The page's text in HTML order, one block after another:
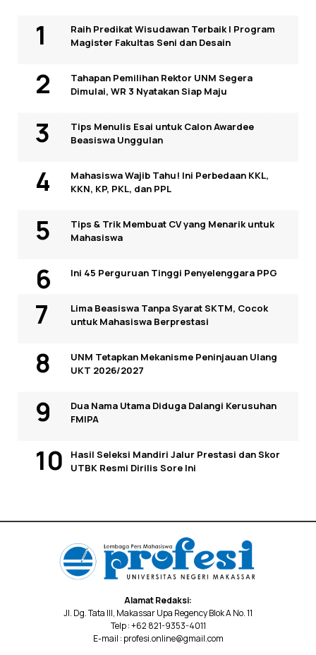
Raih Predikat Wisudawan Terbaik I Program
Magister Fakultas Seni dan Desain
Tahapan Pemilihan Rektor UNM Segera
Dimulai, WR 3 Nyatakan Siap Maju
Tips Menulis Esai untuk Calon Awardee
Beasiswa Unggulan
Mahasiswa Wajib Tahu! Ini Perbedaan KKL,
KKN, KP, PKL, dan PPL
Tips & Trik Membuat CV yang Menarik untuk
Mahasiswa
Ini 45 Perguruan Tinggi Penyelenggara PPG
Lima Beasiswa Tanpa Syarat SKTM, Cocok
untuk Mahasiswa Berprestasi
UNM Tetapkan Mekanisme Peninjauan Ulang
UKT 2026/2027
Dua Nama Utama Diduga Dalangi Kerusuhan
FMIPA
Hasil Seleksi Mandiri Jalur Prestasi dan Skor
UTBK Resmi Dirilis Sore Ini
Alamat Redaksi:
Jl. Dg. Tata III, Makassar Upa Regency Blok A No. 11
Telp : +62 821-9353-4011
E-mail : profesi.online@gmail.com